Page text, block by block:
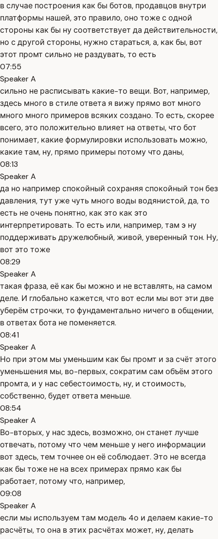
в случае построения как бы ботов, продавцов внутри
платформы нашей, это правило, оно тоже с одной
стороны как бы ну соответствует да действительности,
но с другой стороны, нужно стараться, а, как бы, вот
этот промт сильно не раздувать, то есть
07:55
Speaker A
сильно не расписывать какие-то вещи. Вот, например,
здесь много в стиле ответа я вижу прямо вот много
много много примеров всяких создано. То есть, скорее
всего, это положительно влияет на ответы, что бот
понимает, какие формулировки использовать можно,
какие там, ну, прямо примеры потому что даны,
08:13
Speaker A
да но например спокойный сохраняя спокойный тон без
давления, тут уже чуть много воды водянистой, да, то
есть не очень понятно, как это как это
интерпретировать. То есть или, например, там э ну
поддерживать дружелюбный, живой, уверенный тон. Ну,
вот это тоже
08:29
Speaker A
такая фраза, её как бы можно и не вставлять, на самом
деле. И глобально кажется, что вот если мы вот эти две
уберём строчки, то фундаментально ничего в общении,
в ответах бота не поменяется.
08:41
Speaker A
Но при этом мы уменьшим как бы промт и за счёт этого
уменьшения мы, во-первых, сократим сам объём этого
промта, и у нас себестоимость, ну, и стоимость,
собственно, будет ответа меньше.
08:54
Speaker A
Во-вторых, у нас здесь, возможно, он станет лучше
отвечать, потому что чем меньше у него информации
вот здесь, тем точнее он её соблюдает. Это не всегда
как бы тоже не на всех примерах прямо как бы
работает, потому что, например,
09:08
Speaker A
если мы используем там модель 4о и делаем какие-то
расчёты, то она в этих расчётах может, ну, делать